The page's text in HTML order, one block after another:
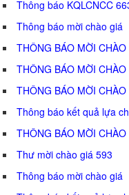
Thông báo KQLCNCC
Thông báo mời chào giá
THÔNG BÁO MỜI CHÀO
THÔNG BÁO MỜI CHÀO
THÔNG BÁO MỜI CHÀO
Thông báo kết quả lựa
THÔNG BÁO MỜI CHÀO
Thư mời chào giá 593
Thông báo mời chào giá